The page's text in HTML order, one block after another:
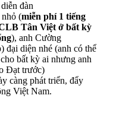
đàn
(miễn phí 1 tiếng
Tân Việt ở bất kỳ
), anh Cường
đại diện nhé (anh có thể
bất kỳ ai nhưng anh
Đạt trước)
càng phát triển, đẩy
Việt Nam.